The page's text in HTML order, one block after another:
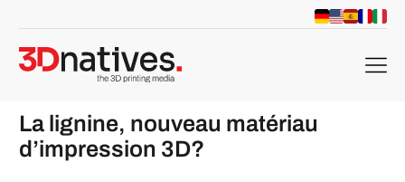
menu
La lignine, nouveau matériau
d’impression 3D?